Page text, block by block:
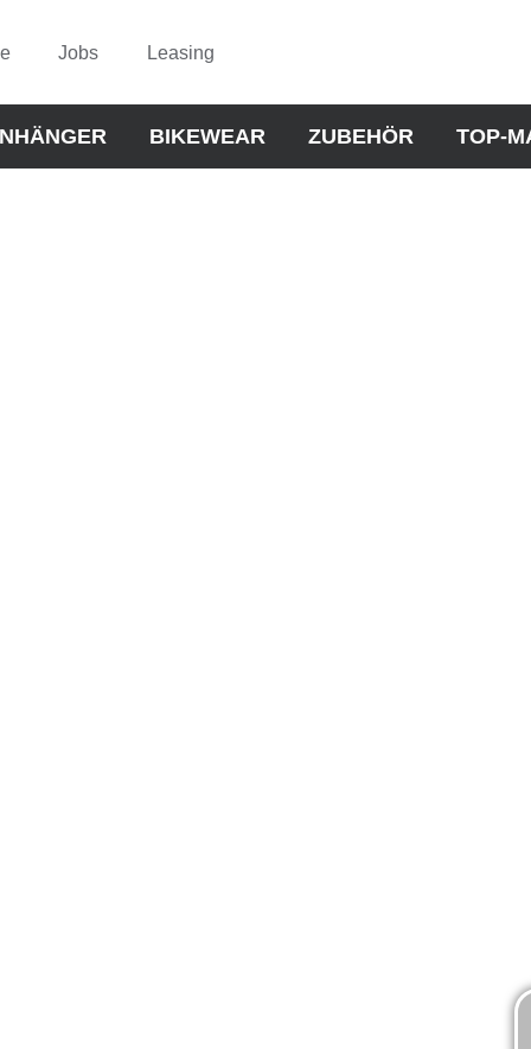
Jobs Leasing
BIKEWEAR ZUBEHÖR TOP-